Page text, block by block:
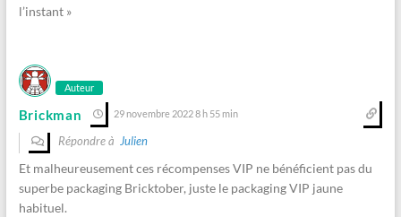
l’instant »
Auteur
Brickman 29 novembre 2022 8 h 55 min
Répondre à Julien
Et malheureusement ces récompenses VIP ne bénéficient pas du
superbe packaging Bricktober, juste le packaging VIP jaune
habituel.